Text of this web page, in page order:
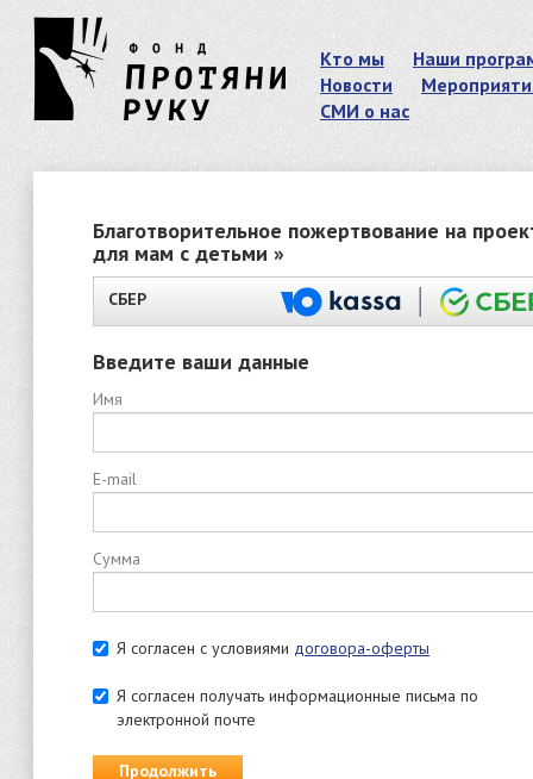
Кто мы
Наши
Новости
СМИ о нас
Благотворительное пожертвование на
для мам с детьми »
СБЕР
Введите ваши данные
Имя
E-mail
Сумма
Я согласен с условиями договора-оферты
Я согласен получать информационные письма по
электронной почте
Продолжить